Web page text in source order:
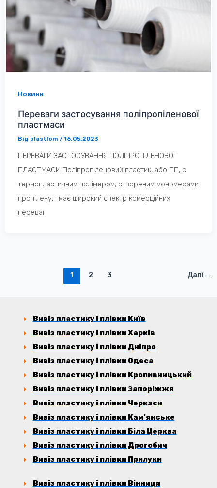
Новини
Переваги застосування поліпропіленової
пластмаси
Від plastlom / 16.05.2023
ПЕРЕВАГИ ЗАСТОСУВАННЯ ПОЛІПРОПІЛЕНОВОЇ
ПЛАСТМАСИ Поліпропіленовий пластик, або ПП, є
термопластичним полімером, створеним мономерами
пропілену, і має широкий спектр комерційних
переваг.
1 2 3 Далі →
Вивіз пластику і плівки Київ
Вивіз пластику і плівки Харків
Вивіз пластику і плівки Дніпро
Вивіз пластику і плівки Одеса
Вивіз пластику і плівки Кропивницький
Вивіз пластику і плівки Запоріжжя
Вивіз пластику і плівки Черкаси
Вивіз пластику і плівки Кам'янське
Вивіз пластику і плівки Біла Церква
Вивіз пластику і плівки Дрогобич
Вивіз пластику і плівки Прилуки
Вивіз пластику і плівки Вінниця